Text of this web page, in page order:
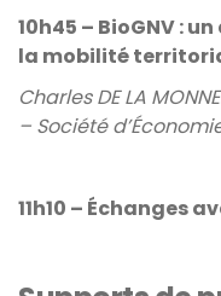
10h45 – BioGNV :
la mobilité
Charles DE LA
– Société
11h10 – Échanges